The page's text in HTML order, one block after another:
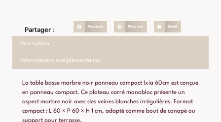
Partager : Facebook Pinterest Email
Description
Informations complémentaires
La table basse marbre noir panneau compact Ixia 60cm est conçue
en panneau compact. Ce plateau carré monobloc présente un
aspect marbre noir avec des veines blanches irrégulières. Format
compact : L 60 × P 60 × H 1 cm, adapté comme bout de canapé ou
support pour terrasse.